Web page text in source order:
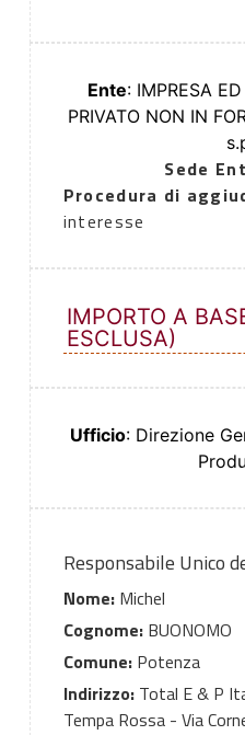
Ente: IMPRESA
PRIVATO NON IN
Sede
Procedura di
interesse
IMPORTO A
ESCLUSA)
Ufficio: Direzione
Responsabile Unico
Nome:Michel
Cognome:BUONOMO
Comune:Potenza
Indirizzo:Total E & P
Tempa Rossa - Via